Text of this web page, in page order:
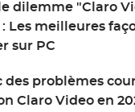
dilemme "Claro
Les meilleures
sur PC
des problèmes
Claro Video en